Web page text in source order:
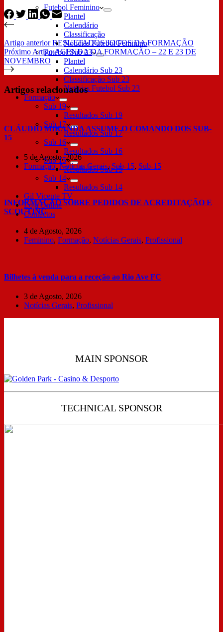
Futebol Feminino
Plantel
Calendário
Classificação
Notícias Futebol Feminino
Futebol Sub 23
Plantel
Calendário Sub 23
Classificação Sub 23
Notícias Futebol Sub 23
Formação
Sub 19
Resultados Sub 19
Sub 17
Resultados Sub 17
Sub 16
Resultados Sub 16
Sub 15
Resultados Sub 15
Sub 14
Resultados Sub 14
Gil Vicente TV
Loja Online
Contactos
Artigo anteriorRESULTADOS JOGOS DA FORMAÇÃO
Próximo ArtigoAGENDA DA FORMAÇÃO – 22 E 23 DE
NOVEMBRO
Artigos relacionados
CLÁUDIO MIRANDA ASSUME O COMANDO DOS SUB-
15
5 de Agosto, 2026
Formação,Notícias Gerais,Sub-15, Sub-15
INFORMAÇÃO SOBRE PEDIDOS DE ACREDITAÇÃO E
SCOUTING
4 de Agosto, 2026
Feminino, Formação, Notícias Gerais, Profissional
Bilhetes à venda para a receção ao Rio Ave FC
3 de Agosto, 2026
Notícias Gerais, Profissional
MAIN SPONSOR
TECHNICAL SPONSOR